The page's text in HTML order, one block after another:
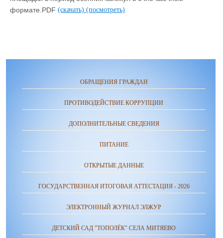
формате.PDF (скачать) (посмотреть)
ОБРАЩЕНИЯ ГРАЖДАН
ПРОТИВОДЕЙСТВИЕ КОРРУПЦИИ
ДОПОЛНИТЕЛЬНЫЕ СВЕДЕНИЯ
ПИТАНИЕ
ОТКРЫТЫЕ ДАННЫЕ
ГОСУДАРСТВЕННАЯ ИТОГОВАЯ АТТЕСТАЦИЯ - 2026
ЭЛЕКТРОННЫЙ ЖУРНАЛ ЭЛЖУР
ДЕТСКИЙ САД "ТОПОЛЁК" СЕЛА МИТЯЕВО